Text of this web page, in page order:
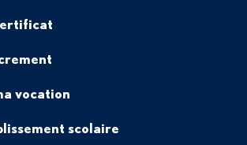
vocation
scolaire